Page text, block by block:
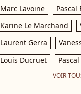
Marc Lavoine
Pascal
Karine Le Marchand
Laurent Gerra
Louis Ducruet
VOIR